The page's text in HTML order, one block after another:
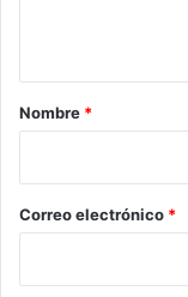
r
*
Nombre *
Correo electrónico *